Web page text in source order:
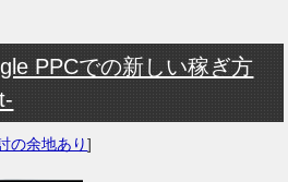
PPCでの新しい稼ぎ方
の余地あり]